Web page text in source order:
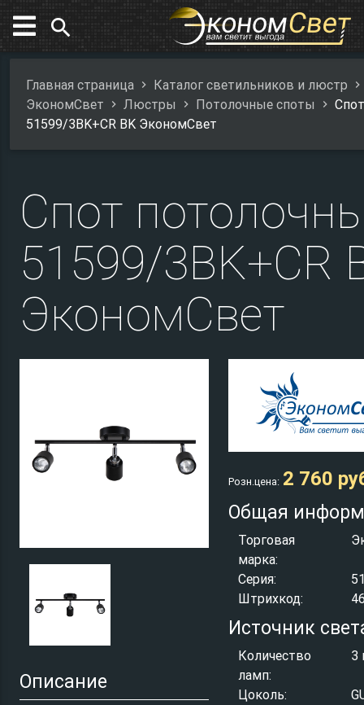
search
Главная страница
Каталог светильников и люстр
ЭкономСвет
Люстры Потолочные споты
51599/3BK+CR BK ЭкономСвет
Спот
51599/3BK+CR
ЭкономСвет
Описание
Розн.цена: 2 760
Общая
Торговая
марка:
Серия:
Штрихкод:
Источник
Количество
ламп:
3
Цоколь: